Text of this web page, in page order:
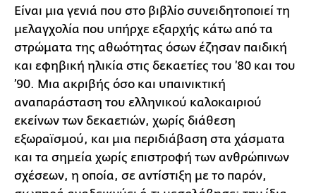
Είναι μια γενιά που στο βιβλίο συνειδητοποιεί τη
μελαγχολία που υπήρχε εξαρχής κάτω από τα
στρώματα της αθωότητας όσων έζησαν παιδική
και εφηβική ηλικία στις δεκαετίες του ’80 και του
’90. Μια ακριβής όσο και υπαινικτική
αναπαράσταση του ελληνικού καλοκαιριού
εκείνων των δεκαετιών, χωρίς διάθεση
εξωραϊσμού, και μια περιδιάβαση στα χάσματα
και τα σημεία χωρίς επιστροφή των ανθρώπινων
σχέσεων, η οποία, σε αντίστιξη με το παρόν,